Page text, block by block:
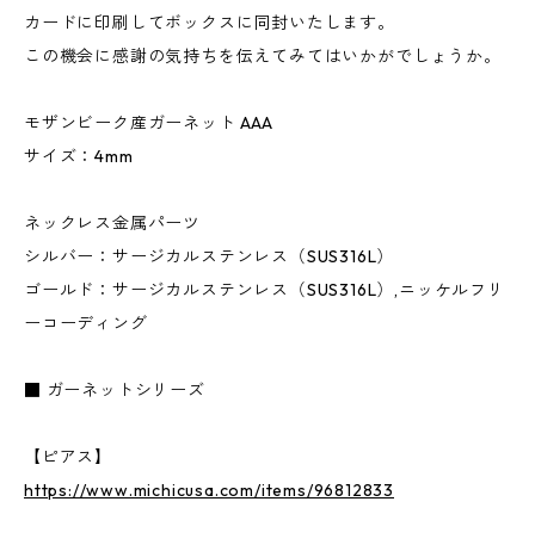
カードに印刷してボックスに同封いたします。
この機会に感謝の気持ちを伝えてみてはいかがでしょうか。
モザンビーク産ガーネット AAA
サイズ：4mm
ネックレス金属パーツ
シルバー：サージカルステンレス（SUS316L）
ゴールド：サージカルステンレス（SUS316L）,ニッケルフリ
ーコーディング
■ ガーネットシリーズ
【ピアス】
https://www.michicusa.com/items/96812833